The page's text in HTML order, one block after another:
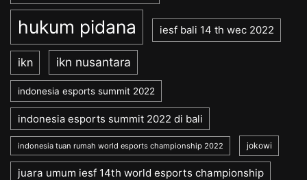
hukum pidana iesf bali 14 th wec 2022
ikn ikn nusantara
indonesia esports summit 2022
indonesia esports summit 2022 di bali
indonesia tuan rumah world esports championship 2022 jokowi
juara umum iesf 14th world esports championship